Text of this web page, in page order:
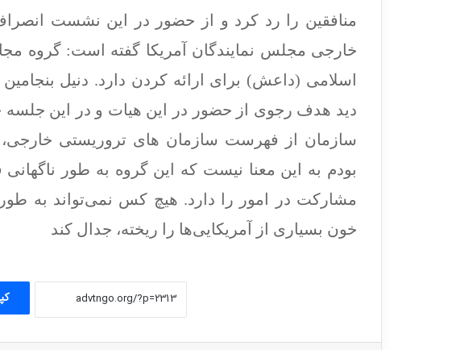
منافقین را رد کرد و از حضور در این نشست انصراف
خارجی مجلس نمایندگان آمریکا گفته است: گروه
اسلامی (داعش) برای ارائه کردن دارد. دنیل
دید هدف رجوی از حضور در این هیات و در این
سازمان از فهرست سازمان های تروریستی
بودم به این معنا نیست که این گروه به طور
مشارکت در امور را دارد. هیچ کس نمی‌تواند به
خون بسیاری از آمریکایی‌ها را ریخته، جدال کند